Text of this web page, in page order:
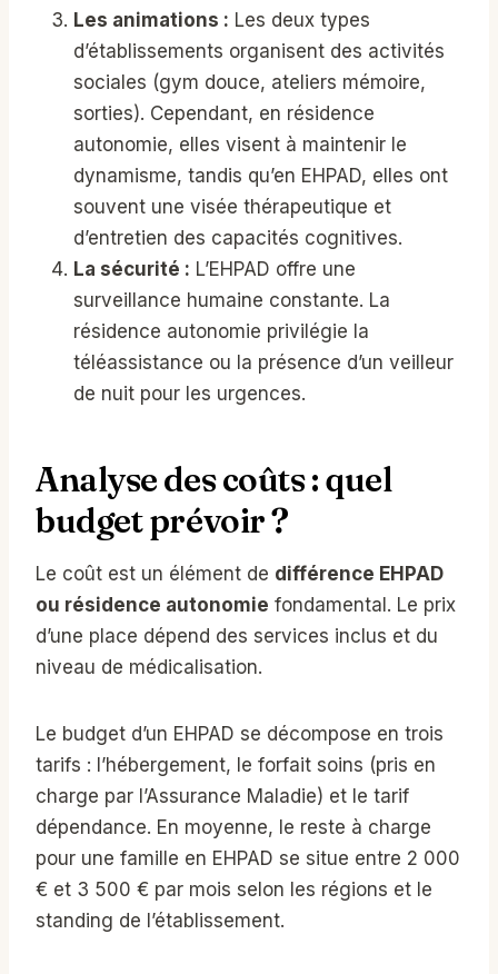
Les animations : Les deux types
d’établissements organisent des activités
sociales (gym douce, ateliers mémoire,
sorties). Cependant, en résidence
autonomie, elles visent à maintenir le
dynamisme, tandis qu’en EHPAD, elles ont
souvent une visée thérapeutique et
d’entretien des capacités cognitives.
La sécurité : L’EHPAD offre une
surveillance humaine constante. La
résidence autonomie privilégie la
téléassistance ou la présence d’un veilleur
de nuit pour les urgences.
Analyse des coûts : quel
budget prévoir ?
Le coût est un élément de différence EHPAD
ou résidence autonomie fondamental. Le prix
d’une place dépend des services inclus et du
niveau de médicalisation.
Le budget d’un EHPAD se décompose en trois
tarifs : l’hébergement, le forfait soins (pris en
charge par l’Assurance Maladie) et le tarif
dépendance. En moyenne, le reste à charge
pour une famille en EHPAD se situe entre 2 000
€ et 3 500 € par mois selon les régions et le
standing de l’établissement.